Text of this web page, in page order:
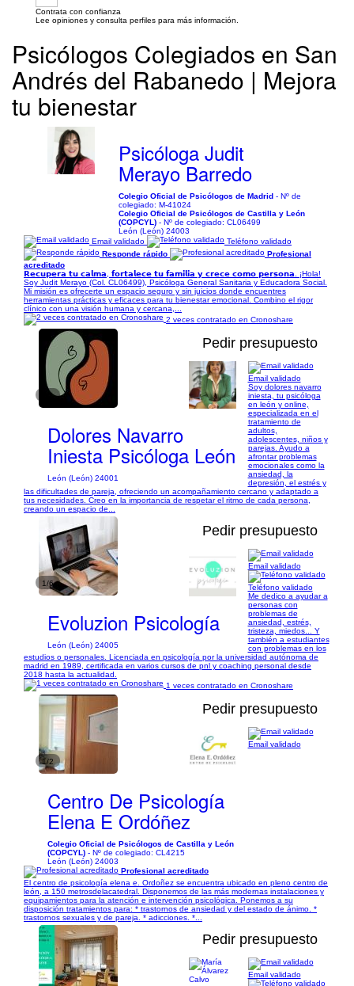
Contrata con confianza
Lee opiniones y consulta perfiles para más información.
Psicólogos Colegiados en San
Andrés del Rabanedo | Mejora
tu bienestar
Psicóloga Judit
Merayo Barredo
Colegio Oficial de Psicólogos de Madrid- Nº de
colegiado: M-41024
Colegio Oficial de Psicólogos de Castilla y León
(COPCYL)- Nº de colegiado: CL06499
León (León) 24003
Email validado
Teléfono validado
Responde rápido
Profesional
acreditado
𝗥𝗲𝗰𝘂𝗽𝗲𝗿𝗮 𝘁𝘂 𝗰𝗮𝗹𝗺𝗮, 𝗳𝗼𝗿𝘁𝗮𝗹𝗲𝗰𝗲 𝘁𝘂 𝗳𝗮𝗺𝗶𝗹𝗶𝗮 𝘆 𝗰𝗿𝗲𝗰𝗲 𝗰𝗼𝗺𝗼 𝗽𝗲𝗿𝘀𝗼𝗻𝗮. ¡Hola!
Soy Judit Merayo (Col. CL06499), Psicóloga General Sanitaria y Educadora Social.
Mi misión es ofrecerte un espacio seguro y sin juicios donde encuentres
herramientas prácticas y eficaces para tu bienestar emocional. Combino el rigor
clínico con una visión humana y cercana,...
2 veces contratado en Cronoshare
1/1
Pedir presupuesto
Dolores Navarro
Iniesta Psicóloga León
León (León) 24001
Email validado
Soy dolores navarro
iniesta, tu psicóloga
en león y online,
especializada en el
tratamiento de
adultos,
adolescentes, niños y
parejas. Ayudo a
afrontar problemas
emocionales como la
ansiedad, la
depresión, el estrés y
las dificultades de pareja, ofreciendo un acompañamiento cercano y adaptado a
tus necesidades. Creo en la importancia de respetar el ritmo de cada persona,
creando un espacio de...
1/6
Pedir presupuesto
Evoluzion Psicología
León (León) 24005
Email validado
Teléfono validado
Me dedico a ayudar a
personas con
problemas de
ansiedad, estrés,
tristeza, miedos... Y
también a estudiantes
con problemas en los
estudios o personales. Licenciada en psicología por la universidad autónoma de
madrid en 1989, certificada en varios cursos de pnl y coaching personal desde
2018 hasta la actualidad.
1 veces contratado en Cronoshare
1/2
Pedir presupuesto
Centro De Psicología
Elena E Ordóñez
Colegio Oficial de Psicólogos de Castilla y León
(COPCYL) - Nº de colegiado: CL4215
León (León) 24003
Email validado
Profesional acreditado
El centro de psicología elena e. Ordoñez se encuentra ubicado en pleno centro de
león, a 150 metrosdelacatedral. Disponemos de las más modernas instalaciones y
equipamientos para la atención e intervención psicológica. Ponemos a su
disposición tratamientos para: * trastornos de ansiedad y del estado de ánimo. *
trastornos sexuales y de pareja. * adicciones. *...
Pedir presupuesto
Email validado